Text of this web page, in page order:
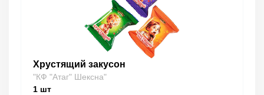
Хрустящий закусон
"КФ "Атаг" Шексна"
1 шт